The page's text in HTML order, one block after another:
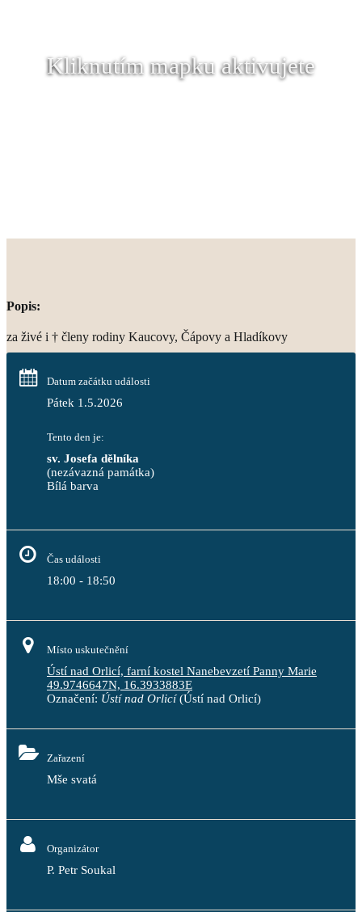
Kliknutím mapku aktivujete
Popis:
za živé i † členy rodiny Kaucovy, Čápovy a Hladíkovy
Datum začátku události
Pátek 1.5.2026
Tento den je:
sv. Josefa dělníka
(nezávazná památka)
Bílá barva
Čas události
18:00 - 18:50
Místo uskutečnění
Ústí nad Orlicí, farní kostel Nanebevzetí Panny Marie
49.9746647N, 16.3933883E
Označení: Ústí nad Orlicí(Ústí nad Orlicí)
Zařazení
Mše svatá
Organizátor
P. Petr Soukal